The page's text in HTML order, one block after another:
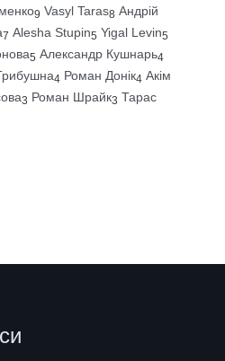
9 Vasyl Taras8 Андрій
7 Alesha Stupin5 Yigal Levin5
5 Александр Кушнарь4
4 Роман Донік4 Акім
3 Роман Шрайк3 Тарас